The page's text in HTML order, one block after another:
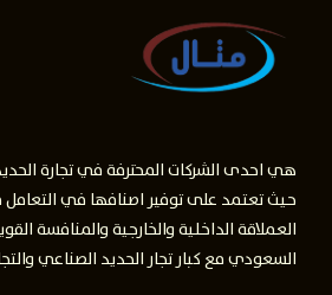
هي احدى الشركات المحترفة في تجارة
حيث تعتمد على توفير اصنافها في التعامل
العملاقة الداخلية والخارجية والمنافسة
السعودي مع كبار تجار الحديد الصناعي